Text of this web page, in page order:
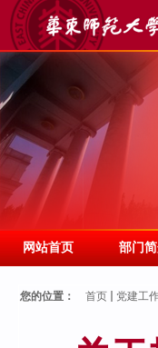
网站首页 部门
您的位置： 首页 党建工